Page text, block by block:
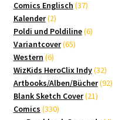
Comics Englisch 3737
Kalender 22
Produkte
Poldi und Poldiline 66
Variantcover 6565
Western 66
Produkte
WizKids HeroClix Indy 3232
Produkte
Artbooks/Alben/Bücher 9292
Blank Sketch Cover 2121
Comics 330330